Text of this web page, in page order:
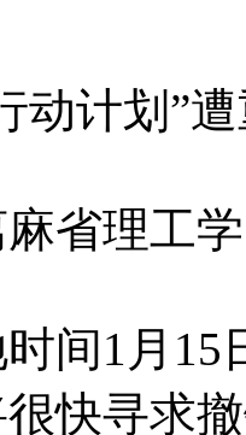
动计划”
理工学
1月15日
快寻求